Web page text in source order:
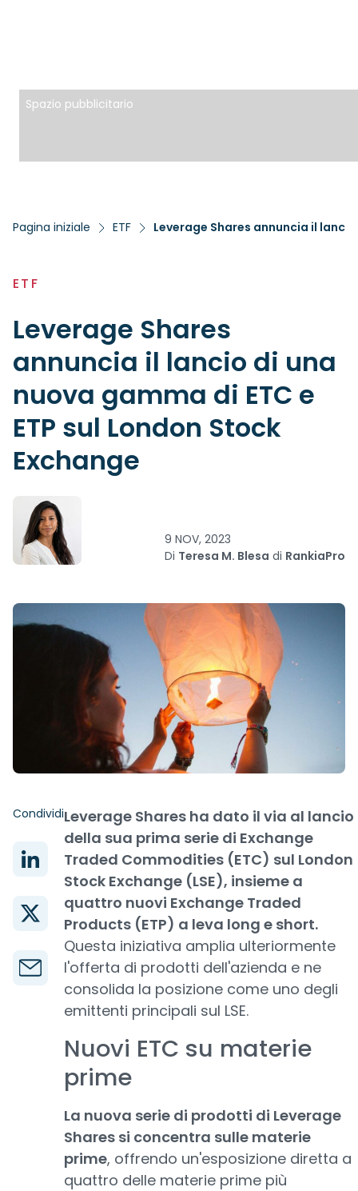
Spazio pubblicitario
Pagina iniziale ETF
ETF
Leverage Shares
annuncia il lancio di una
nuova gamma di ETC e
ETP sul London Stock
Exchange
9 NOV, 2023
Di Teresa M. Blesa di RankiaPro
CondividiLeverage Shares ha dato il via al lancio
della sua prima serie di Exchange
Traded Commodities (ETC) sul London
Stock Exchange (LSE), insieme a
quattro nuovi Exchange Traded
Products (ETP) a leva long e short.
Questa iniziativa amplia ulteriormente
l'offerta di prodotti dell'azienda e ne
consolida la posizione come uno degli
emittenti principali sul LSE.
Nuovi ETC su materie
prime
La nuova serie di prodotti di Leverage
Shares si concentra sulle materie
prime, offrendo un'esposizione diretta a
quattro delle materie prime più